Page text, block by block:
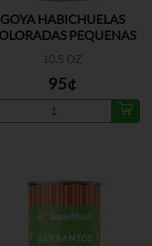
GOYA HABICHUELAS
PEQUENAS
10.5 OZ
95¢